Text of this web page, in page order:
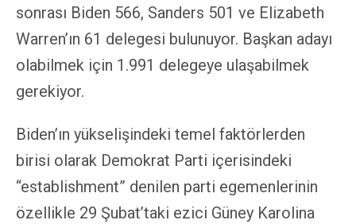
sonrası Biden 566, Sanders 501 ve Elizabeth
Warren’ın 61 delegesi bulunuyor. Başkan adayı
olabilmek için 1.991 delegeye ulaşabilmek
gerekiyor.
Biden’ın yükselişindeki temel faktörlerden
birisi olarak Demokrat Parti içerisindeki
“establishment” denilen parti egemenlerinin
özellikle 29 Şubat’taki ezici Güney Karolina